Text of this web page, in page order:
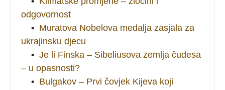
odgovornost
• Muratova Nobelova medalja zasjala za
ukrajinsku djecu
• Je li Finska – Sibeliusova zemlja čudesa
– u opasnosti?
• Bulgakov – Prvi čovjek Kijeva koji